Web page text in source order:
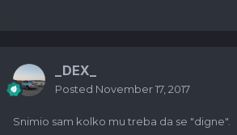
_DEX_
Posted November 17, 2017
Snimio sam kolko mu treba da se "digne".